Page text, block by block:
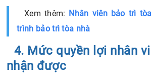
Xem thêm: Nhân viên bảo trì
trình bảo trì tòa nhà
4. Mức quyền lợi nhân
nhận được